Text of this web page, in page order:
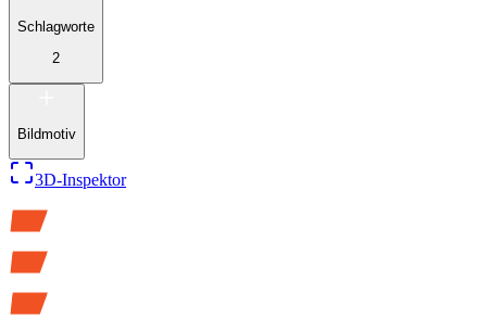
Schlagworte
2
Bildmotiv
3D-Inspektor